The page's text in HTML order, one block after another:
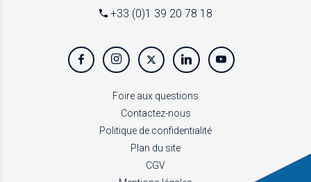
+33 (0)1 39 20 78 18
Foire aux questions
Contactez-nous
Politique de confidentialité
Plan du site
CGV